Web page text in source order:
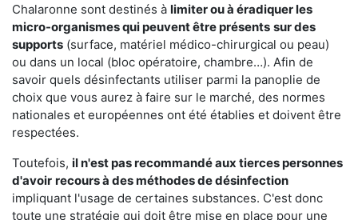
Chalaronne sont destinés à limiter ou à éradiquer les
micro-organismes qui peuvent être présents sur des
supports (surface, matériel médico-chirurgical ou peau)
ou dans un local (bloc opératoire, chambre…). Afin de
savoir quels désinfectants utiliser parmi la panoplie de
choix que vous aurez à faire sur le marché, des normes
nationales et européennes ont été établies et doivent être
respectées.
Toutefois, il n'est pas recommandé aux tierces personnes
d'avoir recours à des méthodes de désinfection
impliquant l'usage de certaines substances. C'est donc
toute une stratégie qui doit être mise en place pour une